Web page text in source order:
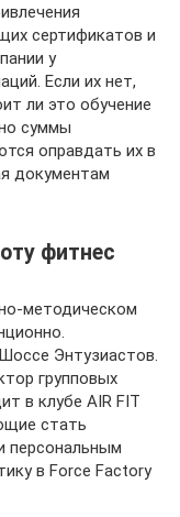
сертификатов и
у
Если их нет,
ли это обучение
суммы
оправдать их в
документам
фитнес
методическом
Энтузиастов.
групповых
в клубе AIR FIT
стать
персональным
в Force Factory